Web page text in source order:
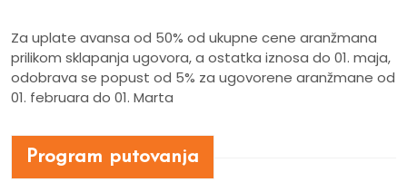
Za uplate avansa od 50% od ukupne cene aranžmana
prilikom sklapanja ugovora, a ostatka iznosa do 01. maja,
odobrava se popust od 5% za ugovorene aranžmane od
01. februara do 01. Marta
Program putovanja